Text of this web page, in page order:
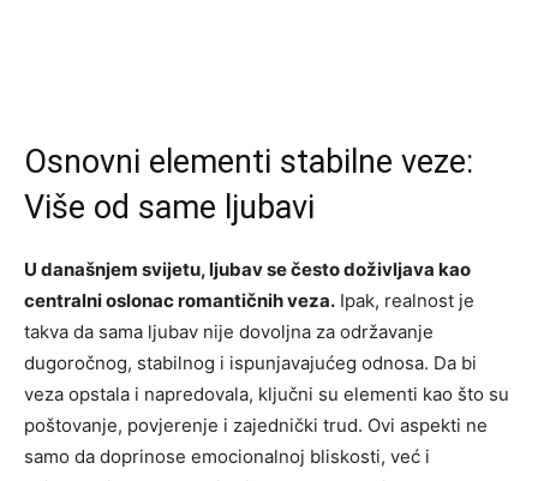
Osnovni elementi stabilne veze:
Više od same ljubavi
U današnjem svijetu, ljubav se često doživljava kao
centralni oslonac romantičnih veza. Ipak, realnost je
takva da sama ljubav nije dovoljna za održavanje
dugoročnog, stabilnog i ispunjavajućeg odnosa. Da bi
veza opstala i napredovala, ključni su elementi kao što su
poštovanje, povjerenje i zajednički trud. Ovi aspekti ne
samo da doprinose emocionalnoj bliskosti, već i